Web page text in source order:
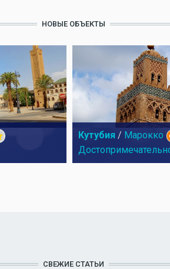
НОВЫЕ ОБЪЕКТЫ
Кутубия / Марокко
СВЕЖИЕ СТАТЬИ